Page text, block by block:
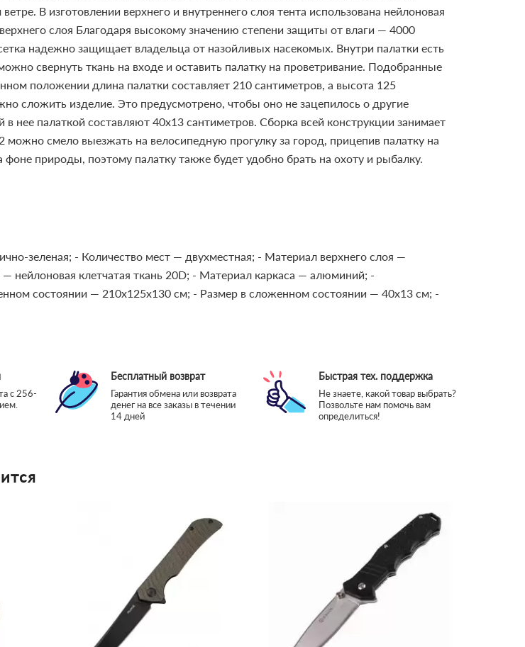
В изготовлении верхнего и внутреннего слоя тента использована нейлоновая
слоя Благодаря высокому значению степени защиты от влаги — 4000
надежно защищает владельца от назойливых насекомых. Внутри палатки есть
свернуть ткань на входе и оставить палатку на проветривание. Подобранные
положении длина палатки составляет 210 сантиметров, а высота 125
сложить изделие. Это предусмотрено, чтобы оно не зацепилось о другие
палаткой составляют 40x13 сантиметров. Сборка всей конструкции занимает
смело выезжать на велосипедную прогулку за город, прицепив палатку на
природы, поэтому палатку также будет удобно брать на охоту и рыбалку.
зеленая; - Количество мест — двухместная; - Материал верхнего слоя —
нейлоновая клетчатая ткань 20D; - Материал каркаса — алюминий; -
состоянии — 210x125х130 см; - Размер в сложенном состоянии — 40x13 см; -
с 256-
Бесплатный возврат
Гарантия обмена или возврата
денег на все заказы в течении
14 дней
Быстрая тех. поддержка
Не знаете, какой товар выбрать?
Позвольте нам помочь вам
определиться!